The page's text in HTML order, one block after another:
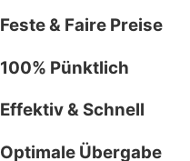
Feste & Faire Preise
100% Pünktlich
Effektiv & Schnell
Optimale Übergabe